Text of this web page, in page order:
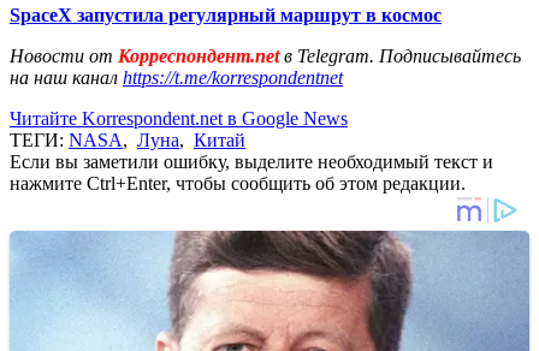
SpaceX запустила регулярный маршрут в космос
Новости от Корреспондент.netв Telegram. Подписывайтесь
на наш канал https://t.me/korrespondentnet
Читайте Korrespondent.net в Google News
ТЕГИ: NASA, Луна, Китай
Если вы заметили ошибку, выделите необходимый текст и
нажмите Ctrl+Enter, чтобы сообщить об этом редакции.